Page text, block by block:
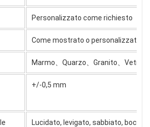
Personalizzato come richiesto
Come mostrato o personalizzato
Marmo、Quarzo、Granito、Vetro
+/-0,5 mm
Lucidato, levigato, sabbiato,